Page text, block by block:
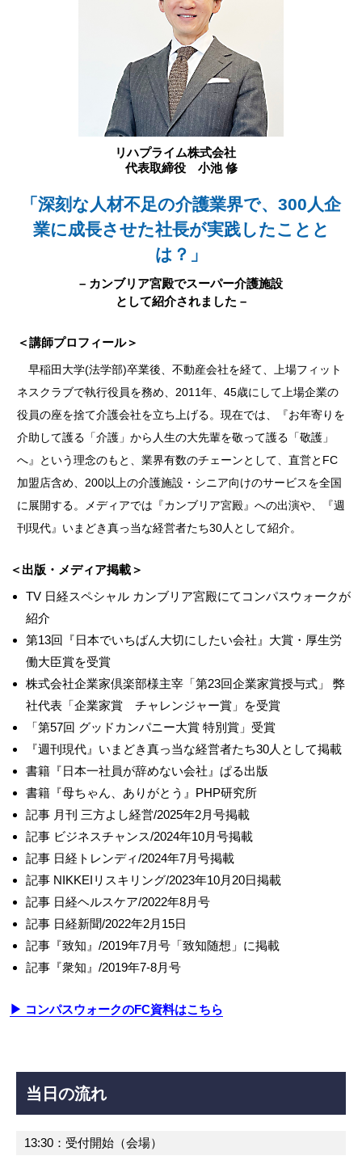
リハプライム株式会社
代表取締役 小池 修
「深刻な人材不足の介護業界で、300人企
業に成長させた社長が実践したことと
は？」
– カンブリア宮殿でスーパー介護施設
として紹介されました –
＜講師プロフィール＞
早稲田大学(法学部)卒業後、不動産会社を経て、上場フィット
ネスクラブで執行役員を務め、2011年、45歳にして上場企業の
役員の座を捨て介護会社を立ち上げる。現在では、『お年寄りを
介助して護る「介護」から人生の大先輩を敬って護る「敬護」
へ』という理念のもと、業界有数のチェーンとして、直営とFC
加盟店含め、200以上の介護施設・シニア向けのサービスを全国
に展開する。メディアでは『カンブリア宮殿』への出演や、『週
刊現代』いまどき真っ当な経営者たち30人として紹介。
＜出版・メディア掲載＞
TV 日経スペシャル カンブリア宮殿にてコンパスウォークが
紹介
第13回『日本でいちばん大切にしたい会社』大賞・厚生労
働大臣賞を受賞
株式会社企業家倶楽部様主宰「第23回企業家賞授与式」 弊
社代表「企業家賞 チャレンジャー賞」を受賞
「第57回 グッドカンパニー大賞 特別賞」受賞
『週刊現代』いまどき真っ当な経営者たち30人として掲載
書籍『日本一社員が辞めない会社』ぱる出版
書籍『母ちゃん、ありがとう』PHP研究所
記事 月刊 三方よし経営/2025年2月号掲載
記事 ビジネスチャンス/2024年10月号掲載
記事 日経トレンディ/2024年7月号掲載
記事 NIKKEIリスキリング/2023年10月20日掲載
記事 日経ヘルスケア/2022年8月号
記事 日経新聞/2022年2月15日
記事『致知』/2019年7月号「致知随想」に掲載
記事『衆知』/2019年7-8月号
▶ コンパスウォークのFC資料はこちら
当日の流れ
13:30：受付開始（会場）